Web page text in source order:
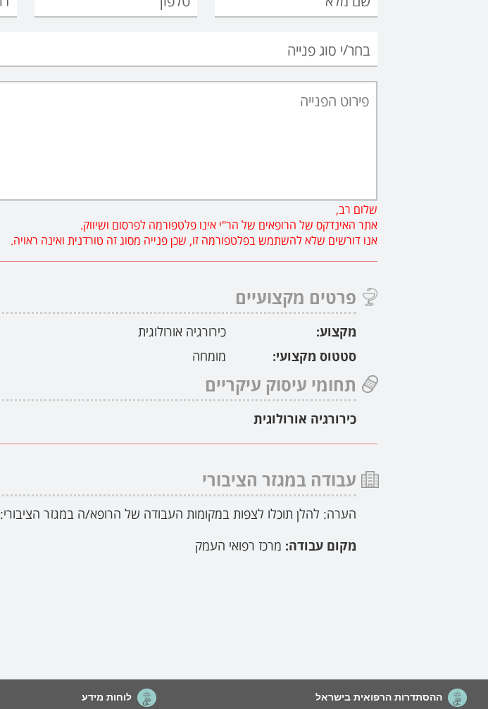
שלום רב,
אתר האינדקס של הרופאים של הר"י אינו פלטפורמה לפרסום ושיווק.
אנו דורשים שלא להשתמש בפלטפורמה זו, שכן פנייה מסוג זה טורדנית ואינה ראויה.
פרטים מקצועיים
מקצוע:
כירורגיה אורולוגית
סטטוס מקצועי:
מומחה
תחומי עיסוק עיקריים
כירורגיה אורולוגית
עבודה במגזר הציבורי
הערה: להלן תוכלו לצפות במקומות העבודה של הרופא/ה במגזר הציבורי:
מקום עבודה:מרכז רפואי העמק
ההסתדרות הרפואית בישראל
לוחות מידע